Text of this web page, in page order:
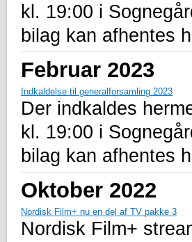
kl. 19:00 i
bilag kan afhentes
Februar 2023
Indkaldelse til generalforsamling 2023
Der indkaldes
kl. 19:00 i
bilag kan afhentes
Oktober 2022
Nordisk Film+ nu en del af TV pakke 3
Nordisk Film+